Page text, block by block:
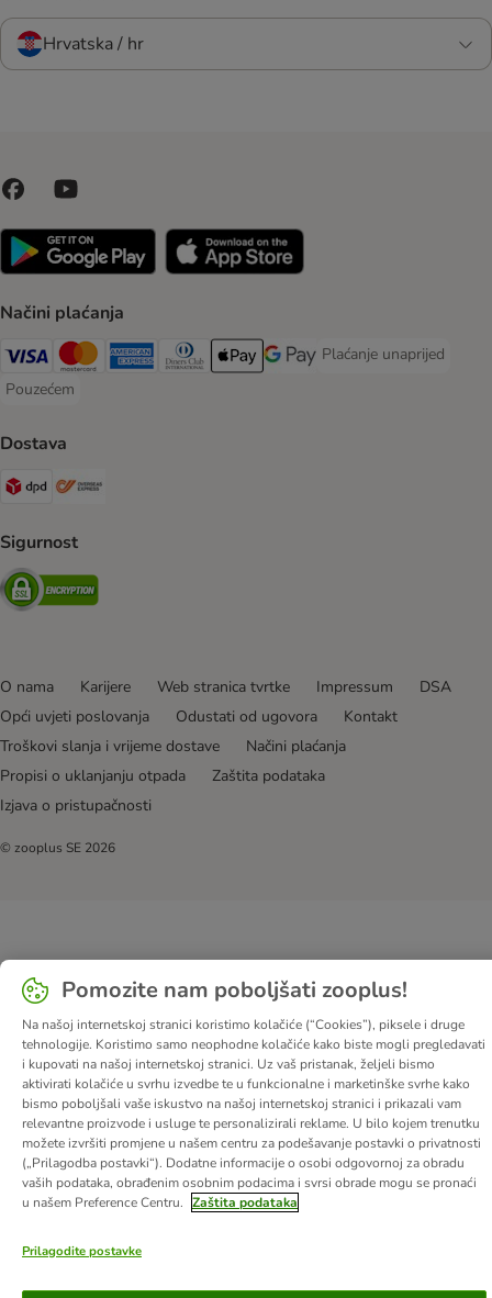
Hrvatska / hr
Načini plaćanja
Visa Payment Method
MasterCard Payment Method
American Express Payment Method
Diners Club Payment Method
Payment MethodGoogle pay Payment Method
Plaćanje unaprijed
Plaćanje unaprijed
Pouzećem
Pouzećem Payment Method
Dostava
DPD Shipping Method
Sigurnost
Security
O nama Karijere Web stranica tvrtke Impressum
DSA
Opći uvjeti poslovanja
Odustati od ugovora
Kontakt
Troškovi slanja i vrijeme dostave
Načini plaćanja
Propisi o uklanjanju otpada
Zaštita podataka
Izjava o pristupačnosti
© zooplus SE 2026
Pomozite nam poboljšati zooplus!
Na našoj internetskoj stranici koristimo kolačiće (“Cookies”), piksele i druge
tehnologije. Koristimo samo neophodne kolačiće kako biste mogli pregledavati
i kupovati na našoj internetskoj stranici. Uz vaš pristanak, željeli bismo
aktivirati kolačiće u svrhu izvedbe te u funkcionalne i marketinške svrhe kako
bismo poboljšali vaše iskustvo na našoj internetskoj stranici i prikazali vam
relevantne proizvode i usluge te personalizirali reklame. U bilo kojem trenutku
možete izvršiti promjene u našem centru za podešavanje postavki o privatnosti
(„Prilagodba postavki“). Dodatne informacije o osobi odgovornoj za obradu
vaših podataka, obrađenim osobnim podacima i svrsi obrade mogu se pronaći
u našem Preference Centru. Zaštita podataka
Prilagodite postavke